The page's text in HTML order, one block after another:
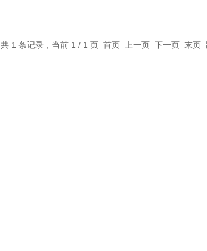
共 1 条记录，当前 1 / 1 页 首页 上一页 下一页 末页